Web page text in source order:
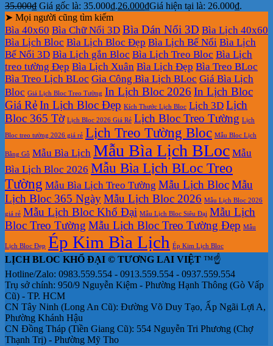
35.000₫ Giá gốc là: 35.000₫.26.000₫Giá hiện tại là: 26.000₫.
➤ Mọi người cũng tìm kiếm
Bìa 40x60 Bìa Chữ Nổi 3D Bìa Dán Nổi 3D Bìa Lịch 40x60
Bìa Lịch Bloc Bìa Lịch Bloc Đẹp Bìa Lịch Bế Nổi Bìa Lịch
Bế Nổi 3D Bìa Lịch gắn Bloc Bìa Lịch Treo Bloc Bìa Lịch
treo tường Đẹp Bìa Lịch Xuân Bìa Lịch Đẹp Bìa Treo BLoc
Bìa Treo Lịch BLoc Gia Công Bìa Lịch BLoc Giá Bìa Lịch
Bloc Giá Lịch Bloc Treo Tường In Lịch Bloc 2026 In Lịch Bloc
Giá RẻIn Lịch Bloc Đẹp Kích Thước Lịch Bloc Lịch 3D Lịch
Bloc 365 Tờ Lịch Bloc 2026 Giá Rẻ Lịch Bloc Treo Tường Lịch
Bloc treo tường 2026 giá rẻ Lịch Treo Tường Bloc Mẫu Bloc Lịch
Bằng Gỗ Mẫu Bìa Lịch Mẫu Bìa Lịch BLoc Mẫu
Bìa Lịch Bloc 2026 Mẫu Bìa Lịch BLoc Treo
Tường Mẫu Bìa Lịch Treo Tường Mẫu Lịch BlocMẫu
Lịch Bloc 365 NgàyMẫu Lịch Bloc 2026 Mẫu Lịch Bloc 2026
giá rẻ Mẫu Lịch Bloc Khổ Đại Mẫu Lịch Bloc Siêu Đại Mẫu Lịch
Bloc Treo Tường Mẫu Lịch Bloc Treo Tường Đẹp Mẫu
Lịch Bloc Đẹp Ép Kim Bìa Lịch Ép Kim Lịch Bloc
LỊCH BLOC KHỔ ĐẠI © TƯƠNG LAI VIỆT ™☝️
Hotline/Zalo: 0983.559.554 - 0913.559.554 - 0937.559.554
Trụ sở chính: 950/9 Nguyễn Kiệm - Phường Hạnh Thông (Gò Vấp
Cũ) - TP. HCM
CN Tây Ninh (Long An Cũ): Đường Võ Duy Tạo, Ấp Ngãi Lợi A,
Phường Khánh Hậu
CN Đồng Tháp (Tiền Giang Cũ): 554 Nguyễn Tri Phương (Chợ
Thạnh Trị) - Phường Mỹ Tho